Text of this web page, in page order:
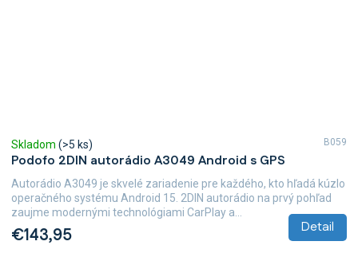
Podofo 2DIN autorádio A3049 Android s GPS
Skladom (>5 ks)
€143,95 Detail
Autorádio A3049 je skvelé zariadenie pre každého, kto hľadá kúzlo
operačného systému Android 15. 2DIN autorádio na prvý pohľad
zaujme modernými technológiami CarPlay a...
B059